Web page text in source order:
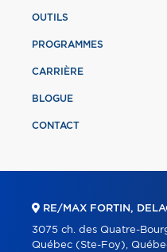
OUTILS
PROGRAMMES
CARRIÈRE
BLOGUE
CONTACT
RE/MAX FORTIN,
3075 ch. des Quatre-
Québec (Ste-Foy),